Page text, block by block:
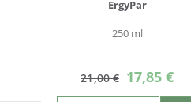
ErgyPar
250 ml
21,00 € Precio
especial
17,85 €